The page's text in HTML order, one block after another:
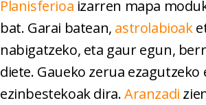
Planisferioa izarren mapa
bat. Garai batean, astrolabioak
nabigatzeko, eta gaur egun,
diete. Gaueko zerua
ezinbestekoak dira.Aranzadi